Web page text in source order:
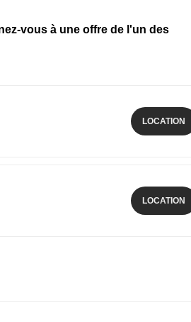
vous à une offre de l'un des
LOCATION
LOCATION